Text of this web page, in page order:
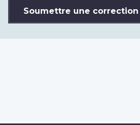
Soumettre une correction